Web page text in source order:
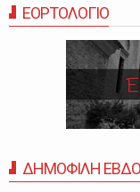
ΕΟΡΤΟΛΟΓΙΟ
ΔΗΜΟΦΙΛΗ